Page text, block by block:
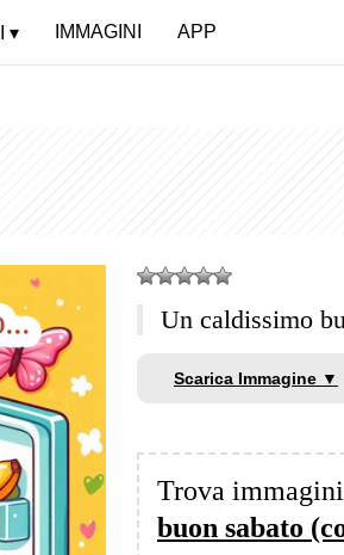
IMMAGINI APP
Un caldissimo
Scarica Immagine ▼
Trova
buon sabato